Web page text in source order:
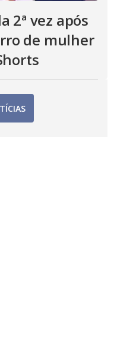
2ª vez após
de mulher